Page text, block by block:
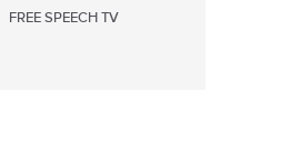
FREE SPEECH TV